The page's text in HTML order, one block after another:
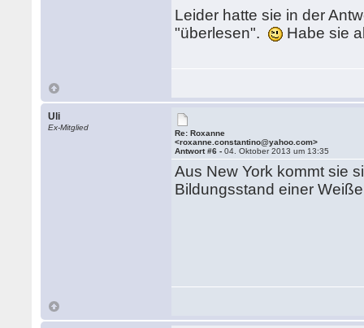
Leider hatte sie in der
"überlesen".
Habe sie
Uli
Ex-Mitglied
Re: Roxanne
<roxanne.constantino@yahoo.com>
Antwort #6 -04. Oktober 2013 um 13:35
Aus New York kommt sie
Bildungsstand einer